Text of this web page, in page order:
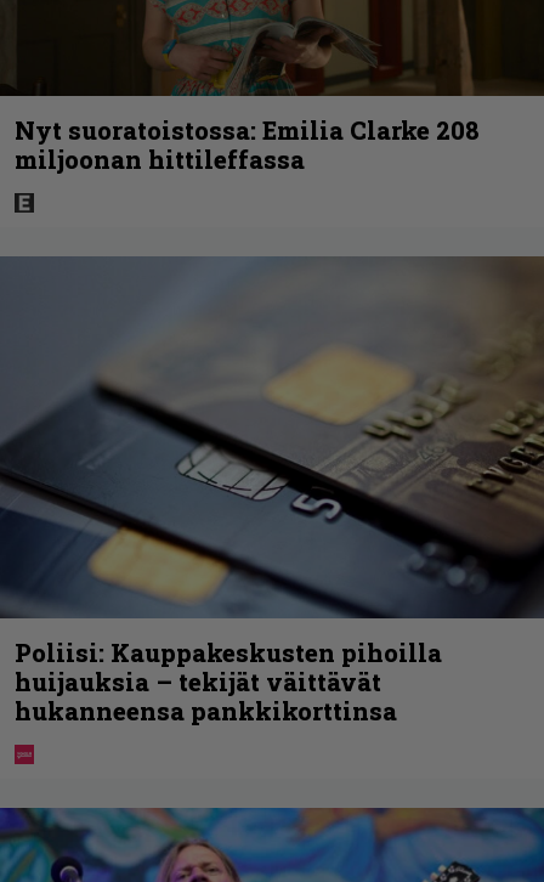
Nyt suoratoistossa: Emilia Clarke 208
miljoonan hittileffassa
Poliisi: Kauppakeskusten pihoilla
huijauksia – tekijät väittävät
hukanneensa pankkikorttinsa